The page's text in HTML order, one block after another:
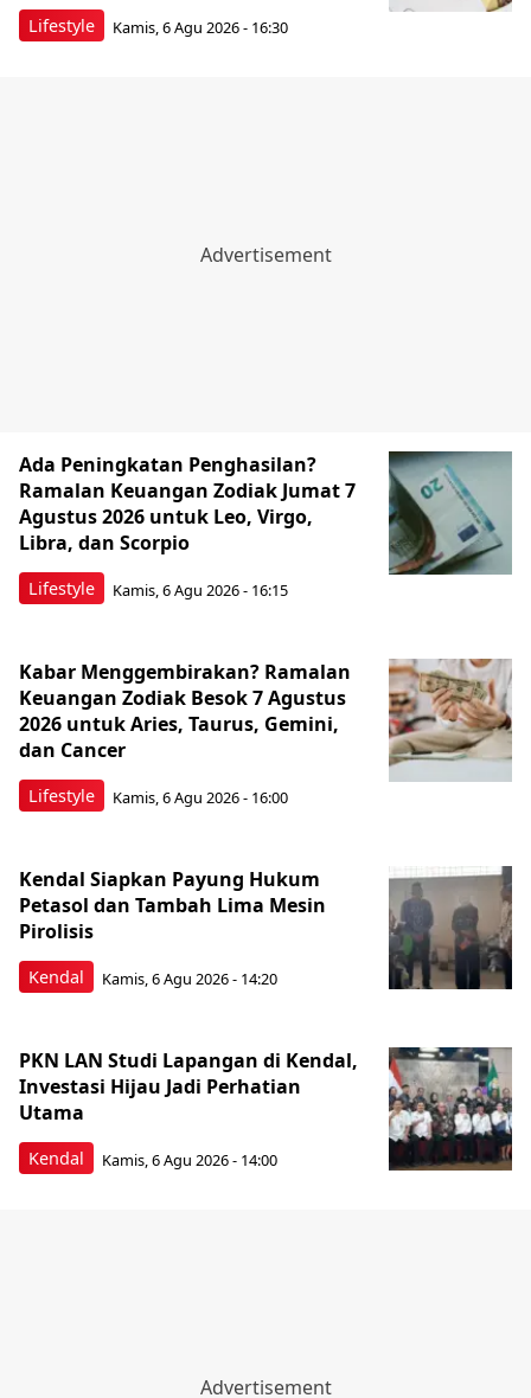
Lifestyle Kamis, 6 Agu 2026 - 16:30
Lifestyle
Ada Peningkatan Penghasilan?
Ramalan Keuangan Zodiak Jumat 7
Agustus 2026 untuk Leo, Virgo,
Libra, dan Scorpio
Kamis, 6 Agu 2026 - 16:15
Lifestyle
Kabar Menggembirakan? Ramalan
Keuangan Zodiak Besok 7 Agustus
2026 untuk Aries, Taurus, Gemini,
dan Cancer
Kamis, 6 Agu 2026 - 16:00
Kendal
Kendal Siapkan Payung Hukum
Petasol dan Tambah Lima Mesin
Pirolisis
Kamis, 6 Agu 2026 - 14:20
Kendal
PKN LAN Studi Lapangan di Kendal,
Investasi Hijau Jadi Perhatian
Utama
Kamis, 6 Agu 2026 - 14:00